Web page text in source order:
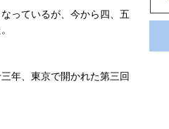
っているが、今から四、五
年、東京で開かれた第三回